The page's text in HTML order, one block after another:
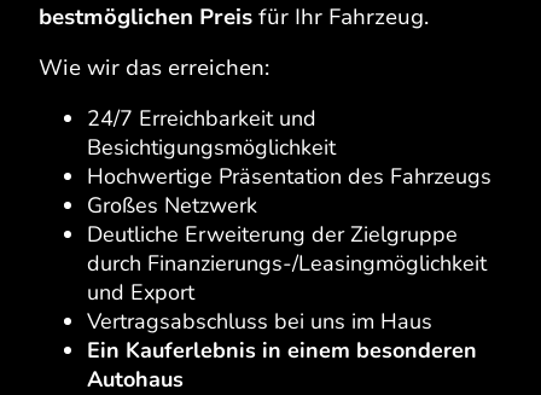
bestmöglichen Preis für Ihr Fahrzeug.
Wie wir das erreichen:
24/7 Erreichbarkeit und
Besichtigungsmöglichkeit
Hochwertige Präsentation des Fahrzeugs
Großes Netzwerk
Deutliche Erweiterung der Zielgruppe
durch Finanzierungs-/Leasingmöglichkeit
und Export
Vertragsabschluss bei uns im Haus
Ein Kauferlebnis in einem besonderen
Autohaus